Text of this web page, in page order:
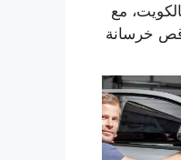
مع
خرسانة